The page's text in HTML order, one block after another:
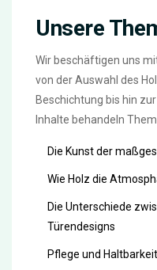
Unsere
Wir beschäftigen uns
von der Auswahl des
Beschichtung bis hin
Inhalte behandeln
Die Kunst der
Wie Holz die
Die Unterschiede
Türendesigns
Pflege und